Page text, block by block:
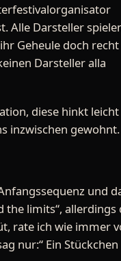
Alle Darsteller
Geheule doch recht
Darsteller alla
diese hinkt leicht
inzwischen gewohnt.
und
the limits“, allerdings
rate ich wie immer
nur:“ Ein Stückchen